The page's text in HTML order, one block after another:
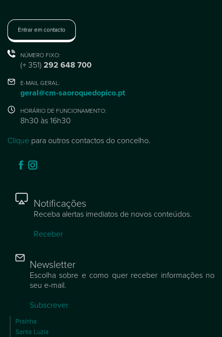
Entrar em contacto
NÚMERO FIXO:
(+ 351) 292 648 700
E-MAIL GERAL:
geral@cm-saoroquedopico.pt
HORÁRIO DE FUNCIONAMENTO:
8h30 às 16h30
Clique para outros contactos do concelho.
Notificações
Receba alertas imediatos de novos conteúdos.
Receber
Newsletter
Escolha sobre e como quer receber informações no
seu e-mail.
Subscrever
Praínha
Santa Luzia